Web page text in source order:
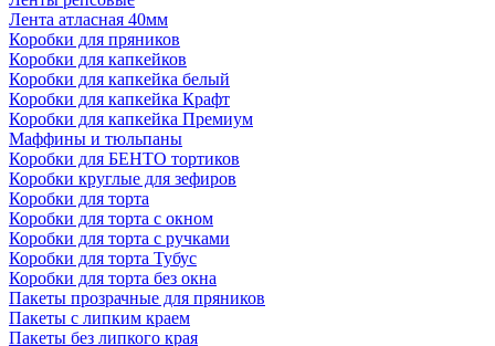
Лента атласная 40мм
Коробки для пряников
Коробки для капкейков
Коробки для капкейка белый
Коробки для капкейка Крафт
Коробки для капкейка Премиум
Маффины и тюльпаны
Коробки для БЕНТО тортиков
Коробки круглые для зефиров
Коробки для торта
Коробки для торта с окном
Коробки для торта с ручками
Коробки для торта Тубус
Коробки для торта без окна
Пакеты прозрачные для пряников
Пакеты с липким краем
Пакеты без липкого края